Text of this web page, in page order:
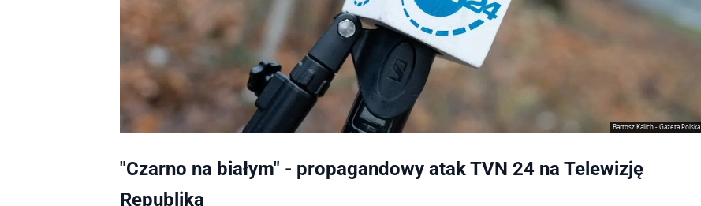
Bartosz Kalich - Gazeta Polska
TVN
"Czarno na białym" - propagandowy atak TVN 24 na Telewizję
Republika